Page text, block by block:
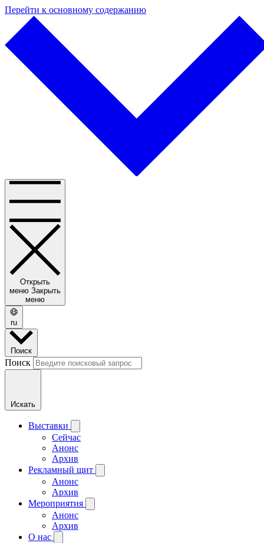
Перейти к основному содержанию
Открыть
меню Закрыть
меню
ru
Поиск
Поиск
Искать
Выставки
Сейчас
Анонс
Архив
Рекламный щит
Анонс
Архив
Мероприятия
Анонс
Архив
О нас